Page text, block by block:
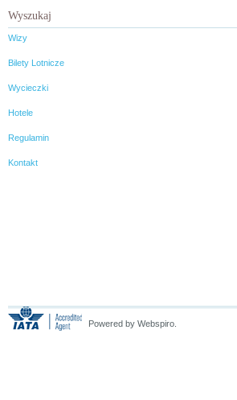
Wyszukaj
Wizy
Bilety Lotnicze
Wycieczki
Hotele
Regulamin
Kontakt
Powered by Webspiro.